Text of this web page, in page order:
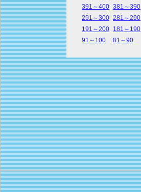
391～400 381～390
291～300 281～290
191～200 181～190
91～100
81～90